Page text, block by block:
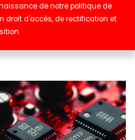
de notrepolitique de
droit d'accès, de rectification et